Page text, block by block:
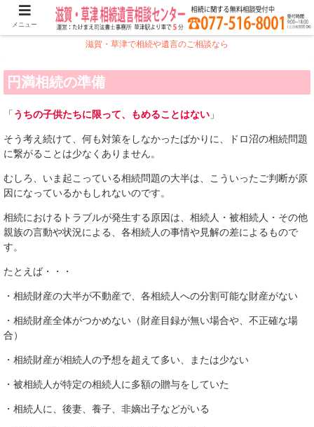
滋賀・草津で相続や遺言のご相談なら
円満相続の準備
「 うちの子供たちに限って、もめることはない 」
そう考え続けて、何も対策をしなかったばかりに、ドロ沼の相続問題
に繋がることは少なくありません。
むしろ、いま起こっている相続問題の大半は、こういったご判断が原
因になっているかもしれないのです。
相続におけるトラブルが発生する原因は、相続人・被相続人・その他
親族の言動や状況による、各相続人の事情や見解の差によるもので
す。
たとえば・・・
・相続財産の大半が不動産で、各相続人への分割可能な財産がない
・相続財産全体がつかめない（財産目録が無い場合や、不正確な場
合）
・相続財産が相続人の予想を超えて多い、または少ない
・被相続人が特定の相続人に多額の贈与をしていた
・相続人に、後妻、養子、非嫡出子などがいる
メニュー